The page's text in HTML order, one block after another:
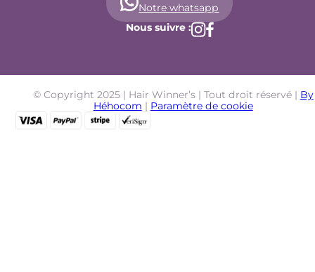
Notre whatsapp
Nous suivre :
© Copyright 2025 | Hair Winner’s | Tout droit réservé | By
Héhocom | Paramètre de cookie